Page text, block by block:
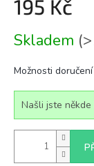
195 Kč
cena:
Skladem
Možnosti doručení
Našli jste